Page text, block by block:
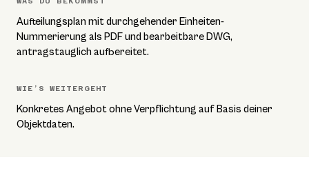
Aufteilungsplan mit durchgehender Einheiten-
Nummerierung als PDF und bearbeitbare DWG,
antragstauglich aufbereitet.
WIE’S WEITERGEHT
Konkretes Angebot ohne Verpflichtung auf Basis deiner
Objektdaten.